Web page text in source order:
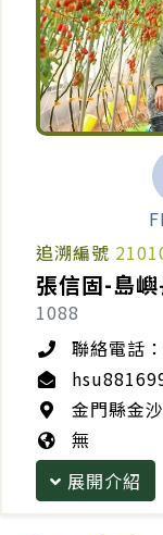
追溯編號
張信固-島
1088
聯絡電話
金門縣金
無
展開介紹